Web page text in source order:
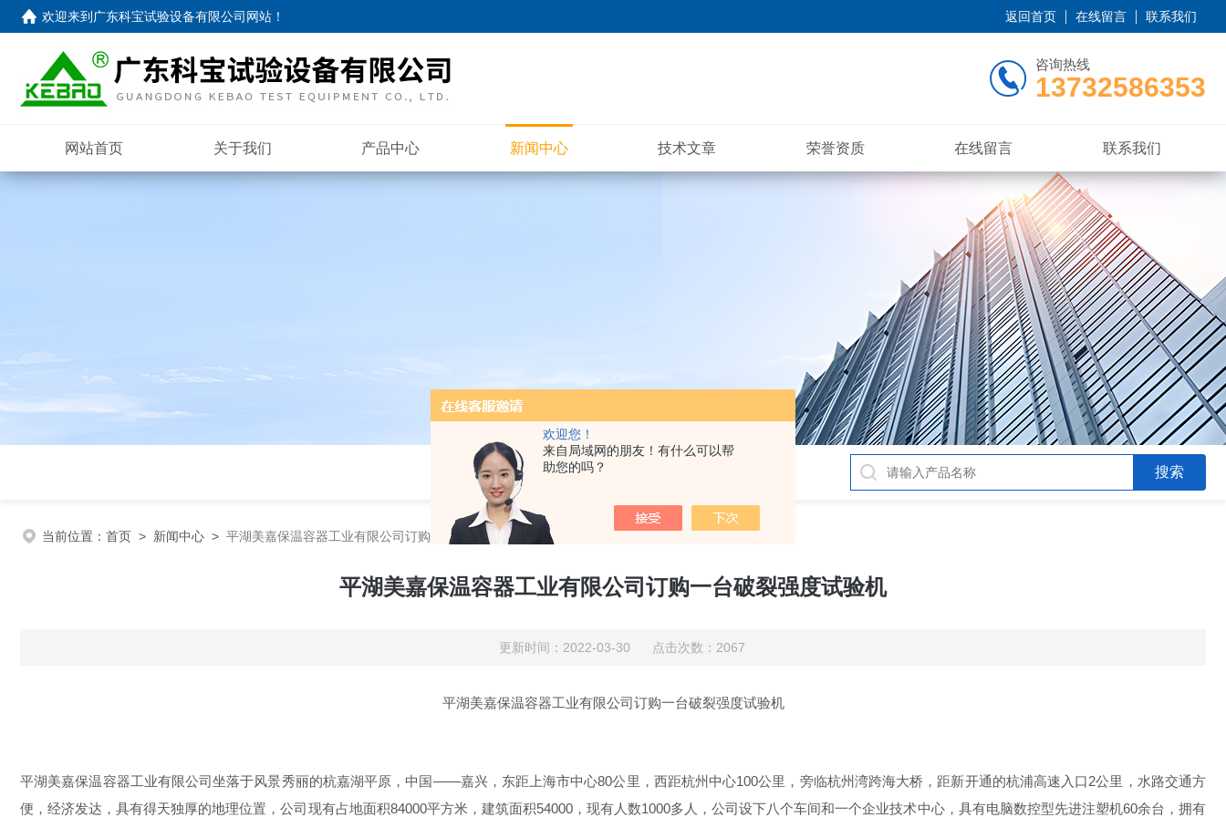
欢迎您！
来自局域网的朋友！有什么可以帮
助您的吗？
欢迎来到 广东科宝试验设备有限公司网站 ！ 返回首页 在线留言 联系我们
咨询热线
13732586353
网站首页 关于我们 产品中心 新闻中心 技术文章 荣誉资质 在线留言 联系我们
当前位置： 首页 > 新闻中心 > 平湖美嘉保温容器工业有限公司订购一台破裂强度试验机
平湖美嘉保温容器工业有限公司订购一台破裂强度试验机
更新时间：2022-03-30 点击次数：2067
平湖美嘉保温容器工业有限公司订购一台破裂强度试验机
平湖美嘉保温容器工业有限公司坐落于风景秀丽的杭嘉湖平原，中国——嘉兴，东距上海市中心80公里，西距杭州中心100公里，旁临杭州湾跨海大桥，距新开通的杭浦高速入口2公里，水路交通方
便，经济发达，具有得天独厚的地理位置，公司现有占地面积84000平方米，建筑面积54000，现有人数1000多人，公司设下八个车间和一个企业技术中心，具有电脑数控型先进注塑机60余台，拥有